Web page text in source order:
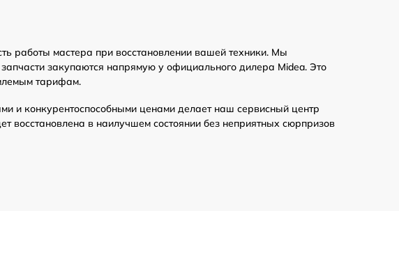
работы мастера при восстановлении вашей техники. Мы
закупаются напрямую у официального дилера Midea. Это
тарифам.
и конкурентоспособными ценами делает наш сервисный центр
в наилучшем состоянии без неприятных сюрпризов